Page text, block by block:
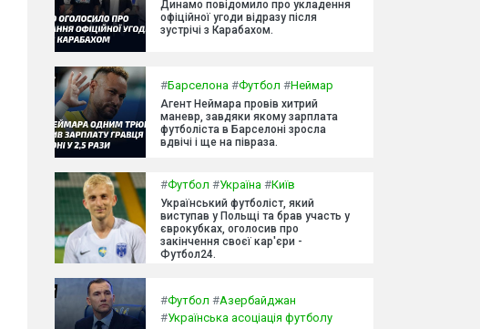
Динамо повідомило про укладення
офіційної угоди відразу після
зустрічі з Карабахом.
#Барселона #Футбол #Неймар
Агент Неймара провів хитрий
маневр, завдяки якому зарплата
футболіста в Барселоні зросла
вдвічі і ще на півраза.
#Футбол #Україна #Київ
Український футболіст, який
виступав у Польщі та брав участь у
єврокубках, оголосив про
закінчення своєї кар'єри -
Футбол24.
#Футбол #Азербайджан
#Українська асоціація футболу